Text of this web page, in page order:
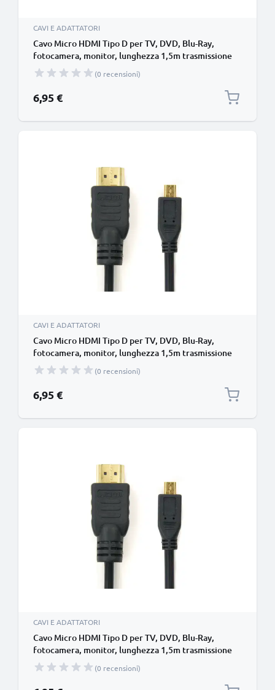
CAVI E ADATTATORI
Cavo Micro HDMI Tipo D per TV, DVD, Blu-Ray,
fotocamera, monitor, lunghezza 1,5m trasmissione
segnale video & audio impeccabile
(0 recensioni)
6,95 €
CAVI E ADATTATORI
Cavo Micro HDMI Tipo D per TV, DVD, Blu-Ray,
fotocamera, monitor, lunghezza 1,5m trasmissione
segnale video & audio impeccabile
(0 recensioni)
6,95 €
CAVI E ADATTATORI
Cavo Micro HDMI Tipo D per TV, DVD, Blu-Ray,
fotocamera, monitor, lunghezza 1,5m trasmissione
segnale video & audio impeccabile
(0 recensioni)